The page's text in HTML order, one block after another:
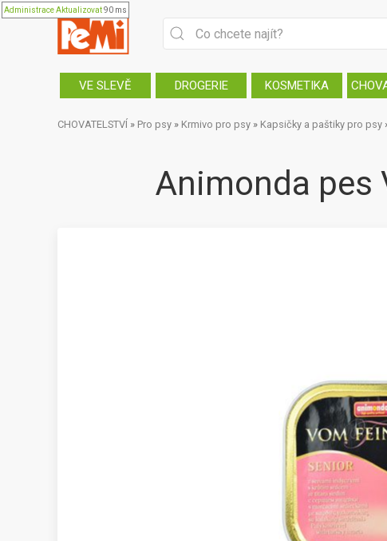
AdministraceAktualizovat90 ms
VE SLEVĚ DROGERIE KOSMETIKA
CHOVATELSTVÍ » Pro psy » Krmivo pro psy » Kapsičky a paštiky pro psy
Animonda pes